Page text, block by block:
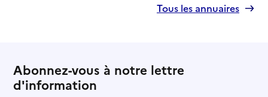
Tous les annuaires
Abonnez-vous à notre lettre
d'information